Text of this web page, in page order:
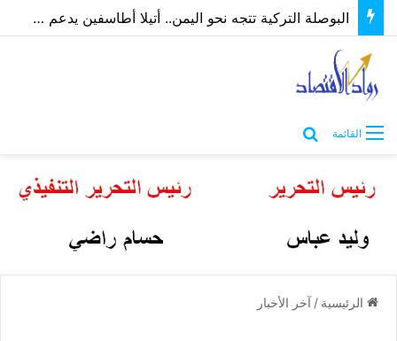
البوصلة التركية تتجه نحو اليمن.. أتيلا أطاسفين يدعم مسارات الشراكة الاقتصادية والاستثمارية
القائمة
الرئيسية / آخر الأخبار